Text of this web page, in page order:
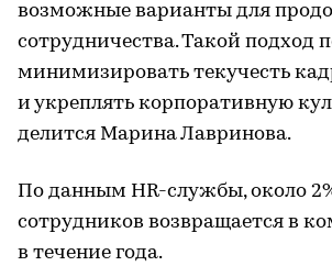
возможные варианты для
сотрудничества. Такой подход
минимизировать текучесть
и укреплять корпоративную
делится Марина Лавринова.
По данным HR-службы, около
сотрудников возвращается в
в течение года.